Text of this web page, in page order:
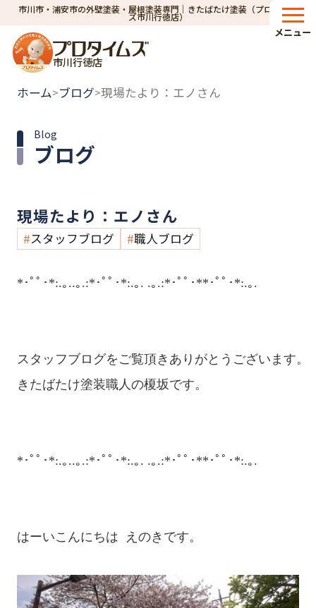
市川市・浦安市の外壁塗装・屋根塗装専門｜きたばたけ塗装（プロタイム
ズ市川行徳店）
市川行徳店
メニュー
ホーム>ブログ>現場たより：エノさん
ブログ
Blog
現場たより：エノさん
スタッフブログ 職人ブログ
*･ﾟﾟ･*:.｡..｡.:*･ﾟﾟ･*:.｡. .｡.:*･ﾟﾟ･**･ﾟﾟ･*:.｡.
スタッフブログをご覧頂きありがとうございます。
きたばたけ塗装職人の榎坂です。
*･ﾟﾟ･*:.｡..｡.:*･ﾟﾟ･*:.｡. .｡.:*･ﾟﾟ･**･ﾟﾟ･*:.｡.
はーいこんにちは  えのきです。